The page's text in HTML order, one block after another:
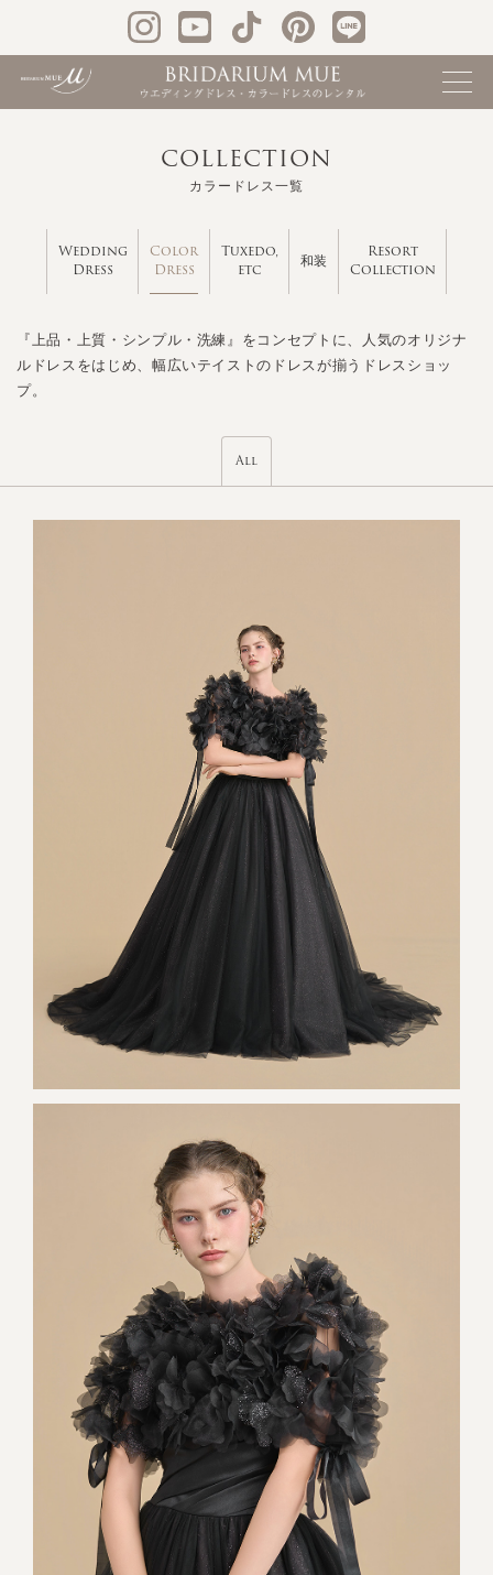
COLLECTION
カラードレス一覧
Wedding
Dress
Color
Dress
Tuxedo,
etc
和装
Resort
Collection
『上品・上質・シンプル・洗練』をコンセプトに、人気のオリジナ
ルドレスをはじめ、幅広いテイストのドレスが揃うドレスショッ
プ。
All